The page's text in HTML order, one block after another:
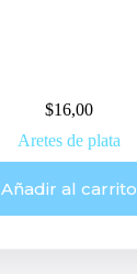
$16,00
Aretes de plata
Añadir al carrito